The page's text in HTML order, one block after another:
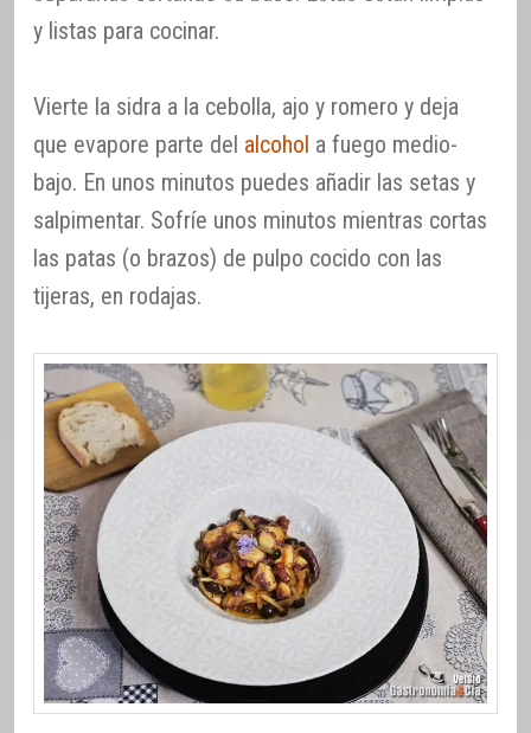
y listas para cocinar.
Vierte la sidra a la cebolla, ajo y romero y deja
que evapore parte del alcohol a fuego medio-
bajo. En unos minutos puedes añadir las setas y
salpimentar. Sofríe unos minutos mientras cortas
las patas (o brazos) de pulpo cocido con las
tijeras, en rodajas.